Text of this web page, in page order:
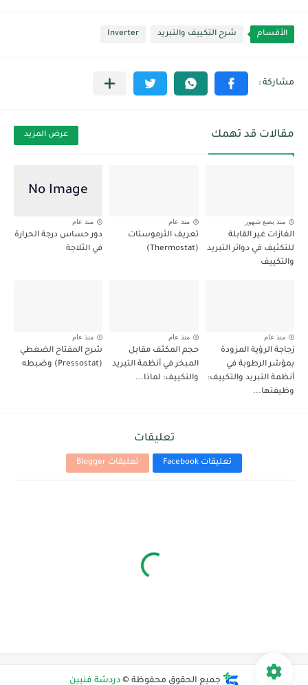
الأقسام شرح التكييف والتبريد Inverter
مقالات قد تهمك عرض المزيد
منذ بضع شهور
الغازات غير القابلة
للتكثيف في دوائر التبريد
والتكييف
منذ عام
تعريف الثرموستات
(Thermostat)
منذ عام
دور حساس درجة الحرارة
في الثلاجة
منذ عام
زجاجة الرؤية المزودة
بمؤشر الرطوبة في
أنظمة التبريد والتكييف:
وظيفتها...
منذ عام
حجم المكثف مقابل
المبخر في أنظمة التبريد
والتكييف: لماذا...
منذ عام
شرح المفتاح الضغطي
(Pressostat) وضبطه
تعليقات
تعليقات Facebook تعليقات Blogger
جميع الحقوق محفوظة © دردشة فنيين